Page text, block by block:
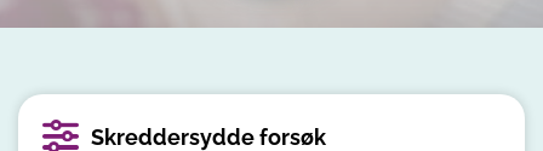
Skreddersydde forsøk